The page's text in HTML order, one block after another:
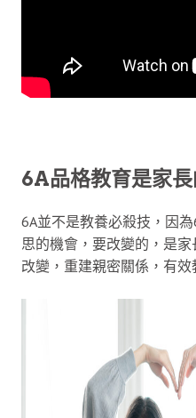
6A品格教育是家
6A並不是教養必殺技，因
思的機會，要改變的，是
改變，重建親密關係，有效